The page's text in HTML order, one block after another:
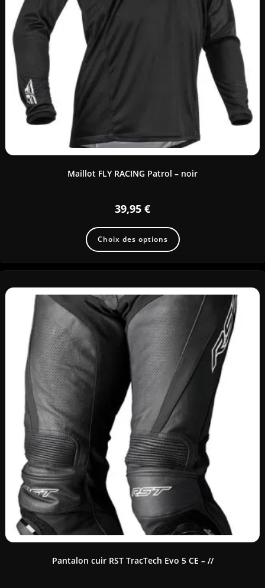
Maillot FLY RACING Patrol – noir
39,95 €
Choix des options
Pantalon cuir RST TracTech Evo 5 CE – //